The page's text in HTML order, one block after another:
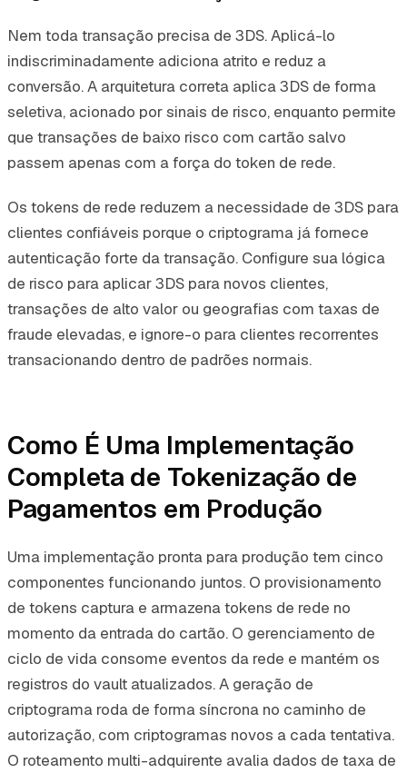
Nem toda transação precisa de 3DS. Aplicá-lo
indiscriminadamente adiciona atrito e reduz a
conversão. A arquitetura correta aplica 3DS de forma
seletiva, acionado por sinais de risco, enquanto permite
que transações de baixo risco com cartão salvo
passem apenas com a força do token de rede.
Os tokens de rede reduzem a necessidade de 3DS para
clientes confiáveis porque o criptograma já fornece
autenticação forte da transação. Configure sua lógica
de risco para aplicar 3DS para novos clientes,
transações de alto valor ou geografias com taxas de
fraude elevadas, e ignore-o para clientes recorrentes
transacionando dentro de padrões normais.
Como É Uma Implementação
Completa de Tokenização de
Pagamentos em Produção
Uma implementação pronta para produção tem cinco
componentes funcionando juntos. O provisionamento
de tokens captura e armazena tokens de rede no
momento da entrada do cartão. O gerenciamento de
ciclo de vida consome eventos da rede e mantém os
registros do vault atualizados. A geração de
criptograma roda de forma síncrona no caminho de
autorização, com criptogramas novos a cada tentativa.
O roteamento multi-adquirente avalia dados de taxa de